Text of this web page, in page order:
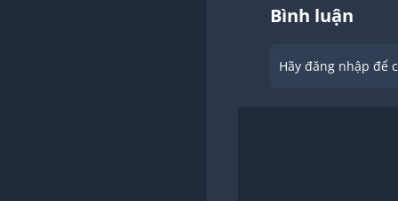
Dẫu chỉ là những ký
Dẫu chỉ mình anh
Vẫn giữ vẹn nguyên
Dẫu chỉ là những ký
Bình luận
Hãy đăng nhập để